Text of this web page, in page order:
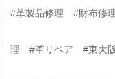
#革製品修理 #財布修
理 #革リペア #東大